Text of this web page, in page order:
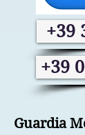
+39
+39
Guardia